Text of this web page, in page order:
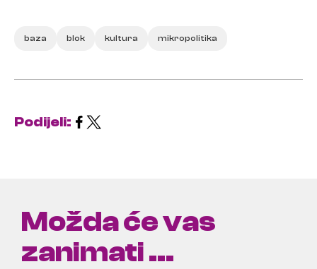
baza blok kultura mikropolitika
Podijeli:
Možda će vas
zanimati ...